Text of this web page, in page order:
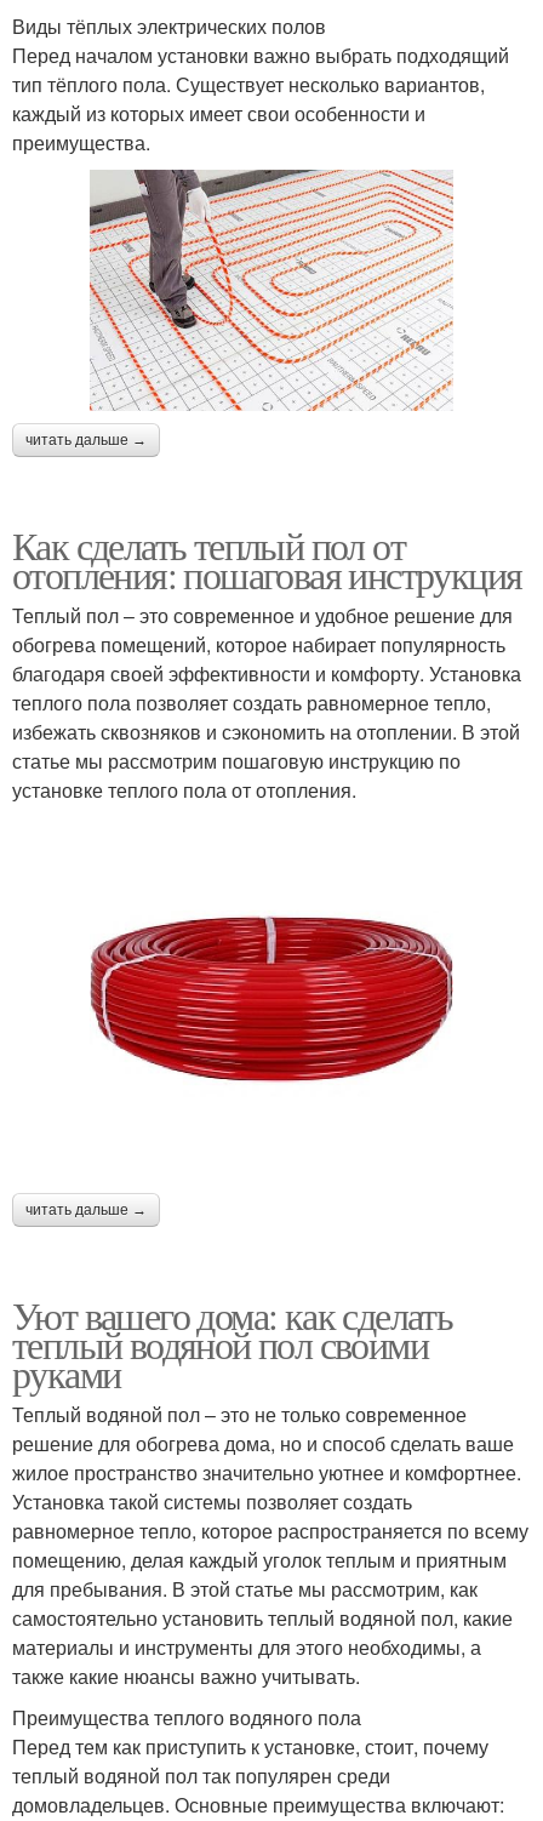
Виды тёплых электрических полов
Перед началом установки важно выбрать подходящий
тип тёплого пола. Существует несколько вариантов,
каждый из которых имеет свои особенности и
преимущества.
читать дальше →
Как сделать теплый пол от
отопления: пошаговая инструкция
Теплый пол – это современное и удобное решение для
обогрева помещений, которое набирает популярность
благодаря своей эффективности и комфорту. Установка
теплого пола позволяет создать равномерное тепло,
избежать сквозняков и сэкономить на отоплении. В этой
статье мы рассмотрим пошаговую инструкцию по
установке теплого пола от отопления.
читать дальше →
Уют вашего дома: как сделать
теплый водяной пол своими
руками
Теплый водяной пол – это не только современное
решение для обогрева дома, но и способ сделать ваше
жилое пространство значительно уютнее и комфортнее.
Установка такой системы позволяет создать
равномерное тепло, которое распространяется по всему
помещению, делая каждый уголок теплым и приятным
для пребывания. В этой статье мы рассмотрим, как
самостоятельно установить теплый водяной пол, какие
материалы и инструменты для этого необходимы, а
также какие нюансы важно учитывать.
Преимущества теплого водяного пола
Перед тем как приступить к установке, стоит, почему
теплый водяной пол так популярен среди
домовладельцев. Основные преимущества включают: